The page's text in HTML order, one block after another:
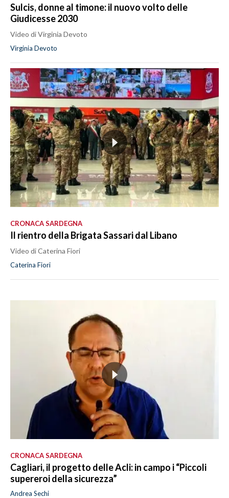
Sulcis, donne al timone: il nuovo volto delle
Giudicesse 2030
Video di Virginia Devoto
Virginia Devoto
CRONACA SARDEGNA
Il rientro della Brigata Sassari dal Libano
Video di Caterina Fiori
Caterina Fiori
CRONACA SARDEGNA
Cagliari, il progetto delle Acli: in campo i “Piccoli
supereroi della sicurezza”
Andrea Sechi